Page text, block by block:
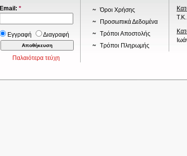
Email: *
Εγγραφή Διαγραφή
Παλαιότερα τεύχη
Όροι Χρήσης
Προσωπικά Δεδομένα
Τρόποι Αποστολής
Τρόποι Πληρωμής